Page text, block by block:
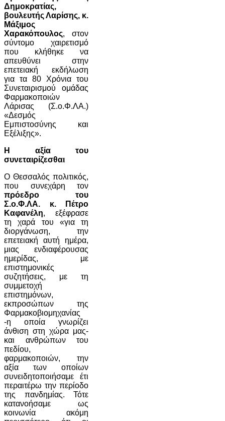
Δημοκρατίας,
βουλευτής Λαρίσης, κ.
Μάξιμος
Χαρακόπουλος, στον
σύντομο χαιρετισμό
που κλήθηκε να
απευθύνει στην
επετειακή εκδήλωση
για τα 80 Χρόνια του
Συνεταιρισμού ομάδας
Φαρμακοποιών
Λάρισας (Σ.ο.Φ.ΛΑ.)
«Δεσμός
Εμπιστοσύνης και
Εξέλιξης».
Η αξία του
συνεταιρίζεσθαι
Ο Θεσσαλός πολιτικός,
που συνεχάρη τον
πρόεδρο του
Σ.ο.Φ.ΛΑ. κ. Πέτρο
Καφανέλη, εξέφρασε
τη χαρά του «για τη
διοργάνωση, την
επετειακή αυτή ημέρα,
μιας ενδιαφέρουσας
ημερίδας, με
επιστημονικές
συζητήσεις, με τη
συμμετοχή
επιστημόνων,
εκπροσώπων της
Φαρμακοβιομηχανίας
-η οποία γνωρίζει
άνθιση στη χώρα μας-
και ανθρώπων του
πεδίου,
φαρμακοποιών, την
αξία των οποίων
συνειδητοποιήσαμε έτι
περαιτέρω την περίοδο
της πανδημίας. Τότε
κατανοήσαμε ως
κοινωνία ακόμη